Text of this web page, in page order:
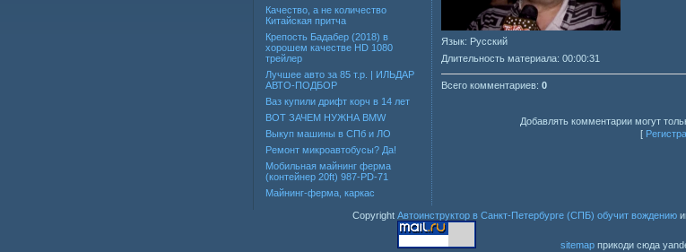
Качество, а не количество
Китайская притча
Крепость Бадабер (2018) в
хорошем качестве HD 1080
трейлер
Лучшее авто за 85 т.р. | ИЛЬДАР
АВТО-ПОДБОР
Ваз купили дрифт корч в 14 лет
ВОТ ЗАЧЕМ НУЖНА BMW
Выкуп машины в СПб и ЛО
Ремонт микроавтобусы? Да!
Мобильная майнинг ферма
(контейнер 20ft) 987-PD-71
Майнинг-ферма, каркас
Язык: Русский
Длительность материала: 00:00:31
Всего комментариев: 0
Добавлять комментарии могут
[
Copyright Автоинструктор в Санкт-Петербурге (СПБ) обучит вождению
sitemap прикоди сюда